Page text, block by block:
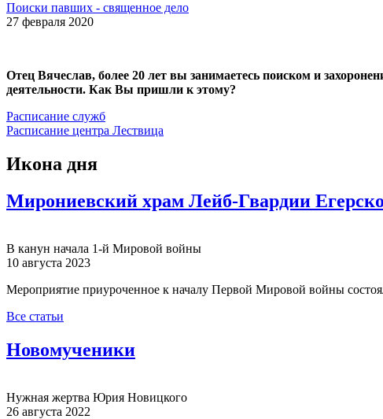
Поиски павших - священное дело
27 февраля 2020
Отец Вячеслав, более 20 лет вы занимаетесь поиском и
деятельности. Как Вы пришли к этому?
Расписание служб
Расписание центра Лествица
Икона дня
Мирониевский храм Лейб-Гвардии
В канун начала 1-й Мировой войны
10 августа 2023
Мероприятие приуроченное к началу Первой Мировой войны
Все статьи
Новомученики
Нужная жертва Юрия Новицкого
26 августа 2022